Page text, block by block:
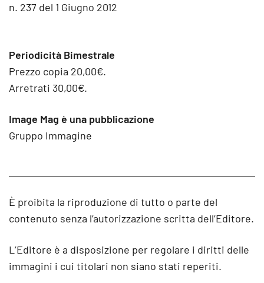
n. 237 del 1 Giugno 2012
Periodicità Bimestrale
Prezzo copia 20,00€.
Arretrati 30,00€.
Image Mag è una pubblicazione
Gruppo Immagine
È proibita la riproduzione di tutto o parte del
contenuto senza l’autorizzazione scritta dell’Editore.
L’Editore è a disposizione per regolare i diritti delle
immagini i cui titolari non siano stati reperiti.